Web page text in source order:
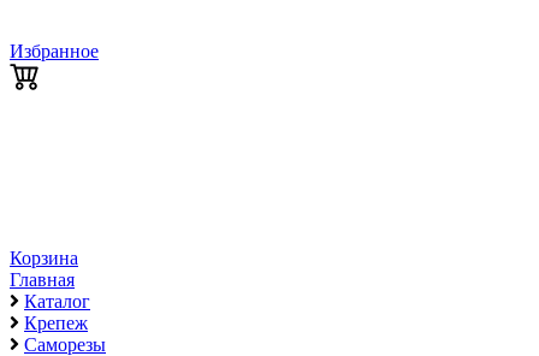
Избранное
Корзина
Главная
Каталог
Крепеж
Саморезы